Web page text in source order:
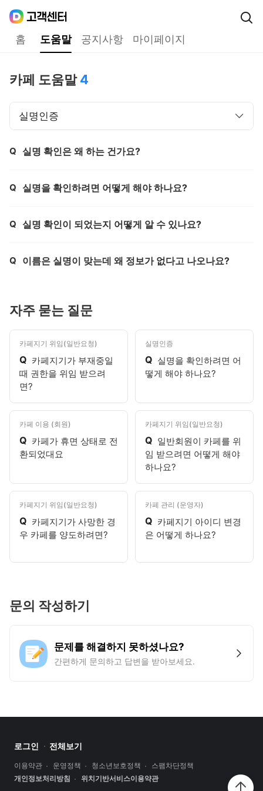
홈 도움말 공지사항 마이페이지
카페 도움말 4
실명인증
Q 실명 확인은 왜 하는 건가요?
Q 실명을 확인하려면 어떻게 해야 하나요?
Q 실명 확인이 되었는지 어떻게 알 수 있나요?
Q 이름은 실명이 맞는데 왜 정보가 없다고 나오나요?
자주 묻는 질문
카페지기 위임(일반요청)
Q 카페지기가 부재중일
때 권한을 위임 받으려
면?
실명인증
Q 실명을 확인하려면 어
떻게 해야 하나요?
카페 이용 (회원)
Q 카페가 휴면 상태로 전
환되었대요
카페지기 위임(일반요청)
Q 일반회원이 카페를 위
임 받으려면 어떻게 해야
하나요?
카페지기 위임(일반요청)
Q 카페지기가 사망한 경
우 카페를 양도하려면?
카페 관리 (운영자)
Q 카페지기 아이디 변경
은 어떻게 하나요?
문의 작성하기
문제를 해결하지 못하셨나요?
간편하게 문의하고 답변을 받아보세요.
로그인 전체보기
이용약관 운영정책 청소년보호정책
스팸차단정책
개인정보처리방침
위치기반서비스이용약관